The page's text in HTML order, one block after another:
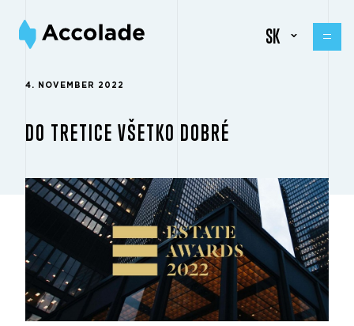
SK
4. NOVEMBER 2022
DO TRETICE VŠETKO DOBRÉ